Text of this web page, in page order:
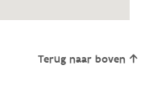
Terug naar boven